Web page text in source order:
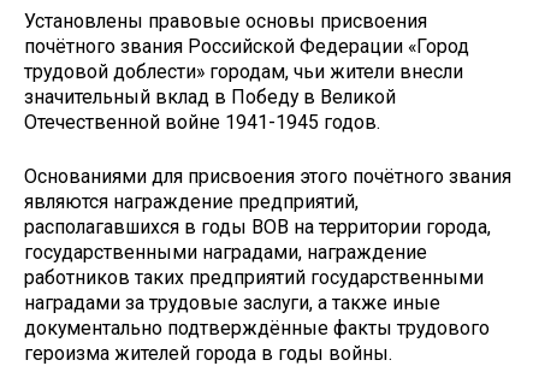
Установлены правовые основы присвоения
почётного звания Российской Федерации «Город
трудовой доблести» городам, чьи жители внесли
значительный вклад в Победу в Великой
Отечественной войне 1941-1945 годов.
Основаниями для присвоения этого почётного звания
являются награждение предприятий,
располагавшихся в годы ВОВ на территории города,
государственными наградами, награждение
работников таких предприятий государственными
наградами за трудовые заслуги, а также иные
документально подтверждённые факты трудового
героизма жителей города в годы войны.